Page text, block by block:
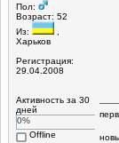
Пол:
Возраст: 52
Из:
Харьков
Регистрация:
29.04.2008
Активность за 30
дней
0%
Offline